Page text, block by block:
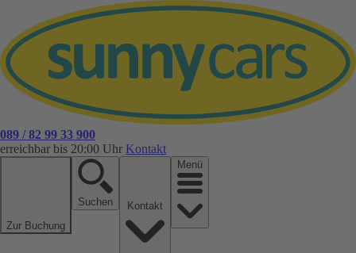
089 / 82 99 33 900
erreichbar bis 20:00 Uhr Kontakt
Zur Buchung
Suchen
Menü